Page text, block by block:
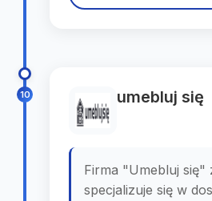
10 umebluj się
Firma "Umebluj się"
specjalizuje się w